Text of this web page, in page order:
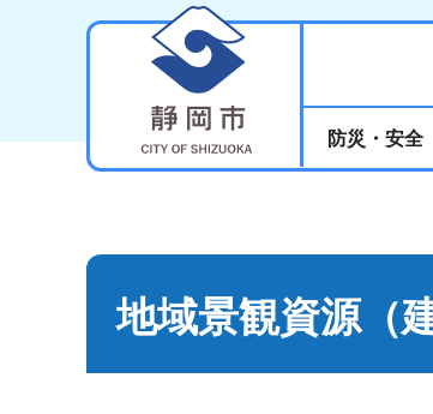
防災・安全
地域景観資源（